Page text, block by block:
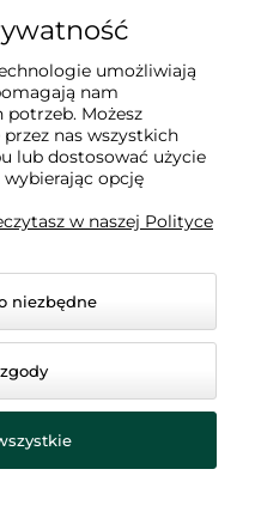
umożliwiają
nam
Możesz
nas wszystkich
lub dostosować użycie
opcję
w naszej Polityce
niezbędne